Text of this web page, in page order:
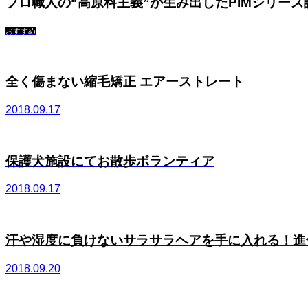
おすすめ
全く傷まない縮毛矯正 エアーストレート
2018.09.17
保護犬施設にてお散歩ボランティア
2018.09.17
汗や湿度に負けないサラサラヘアを手に入れる！進
2018.09.20